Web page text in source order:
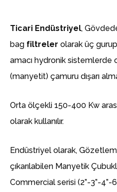
Ticari Endüstriyel,
bag filtreler olarak üç
amacı hydronik sistemlerde
(manyetit) çamuru dışarı
Orta ölçekli 150-400 Kw
olarak kullanılır.
Endüstriyel olarak,
çıkarılabilen Manyetik
Commercial serisi (2”-3”-4”-